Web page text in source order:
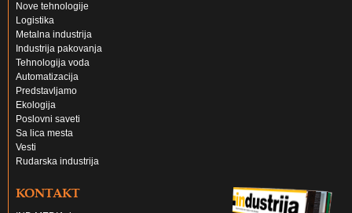
Nove tehnologije
Logistika
Metalna industrija
Industrija pakovanja
Tehnologija voda
Automatizacija
Predstavljamo
Ekologija
Poslovni saveti
Sa lica mesta
Vesti
Rudarska industrija
KONTAKT